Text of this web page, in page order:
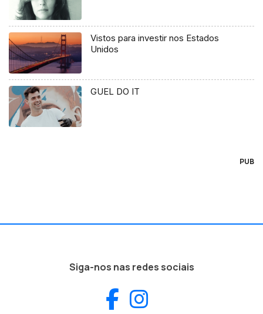
Vistos para investir nos Estados
Unidos
GUEL DO IT
PUB
Siga-nos nas redes sociais
Facebook